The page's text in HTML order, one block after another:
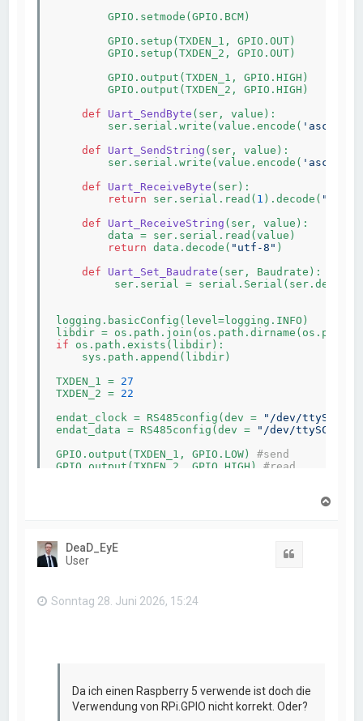
        GPIO.setmode(GPIO.BCM)
        GPIO.setup(TXDEN_1, GPIO.OUT)
        GPIO.setup(TXDEN_2, GPIO.OUT)
        GPIO.output(TXDEN_1, GPIO.HIGH)
        GPIO.output(TXDEN_2, GPIO.HIGH)
def
Uart_SendByte (ser, value) :
        ser.serial.write(value.encode(
'ascii'
def
Uart_SendString (ser, value) :
        ser.serial.write(value.encode(
'ascii'
def
Uart_ReceiveByte (ser) :
return ser.serial.read( 1 ).decode( "utf-
def
Uart_ReceiveString (ser, value) :
        data = ser.serial.read(value)
return data.decode( "utf-8" )
def
Uart_Set_Baudrate (ser, Baudrate) :
ser.serial = serial.Serial(ser.dev,
logging.basicConfig(level=logging.INFO)
libdir =
if os.path.exists(libdir):
    sys.path.append(libdir)
TXDEN_1 = 27
TXDEN_2 = 22
endat_clock = RS485config(dev =
"/dev/ttySC0"
endat_data = RS485config(dev =
"/dev/ttySC1"
GPIO.output(TXDEN_1, GPIO.LOW) #send
GPIO.output(TXDEN_2, GPIO.HIGH) #read
DeaD_EyE
User
Sonntag 28. Juni 2026, 15:24
Da ich einen Raspberry 5 verwende ist doch die
Verwendung von RPi.GPIO nicht korrekt. Oder?